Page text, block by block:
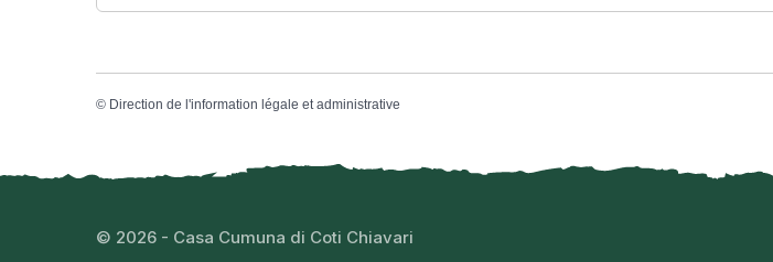
© Direction de l'information légale et administrative
© 2026 - Casa Cumuna di Coti Chiavari